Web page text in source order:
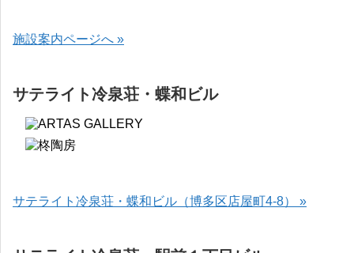
施設案内ページへ »
サテライト冷泉荘・蝶和ビル
サテライト冷泉荘・蝶和ビル（博多区店屋町4-8） »